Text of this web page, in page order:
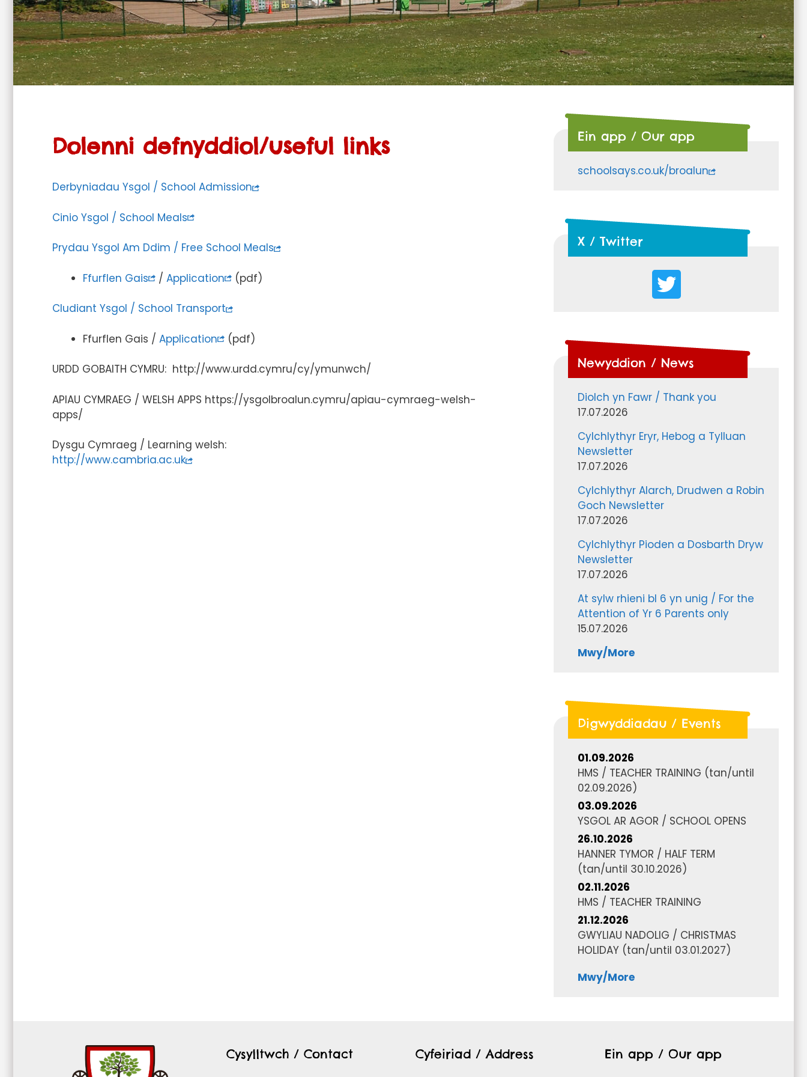
Dolenni defnyddiol/useful links
Derbyniadau Ysgol / School Admission
Cinio Ysgol / School Meals
Prydau Ysgol Am Ddim / Free School Meals
Ffurflen Gais /Application (pdf)
Cludiant Ysgol / School Transport
Ffurflen Gais / Application (pdf)
URDD GOBAITH CYMRU: http://www.urdd.cymru/cy/ymunwch/
APIAU CYMRAEG / WELSH APPS https://ysgolbroalun.cymru/apiau-cymraeg-welsh-
apps/
Dysgu Cymraeg / Learning welsh:
http://www.cambria.ac.uk
Ein app / Our app
schoolsays.co.uk/broalun
X / Twitter
Newyddion / News
Diolch yn Fawr / Thank you
17.07.2026
Cylchlythyr Eryr, Hebog a Tylluan
Newsletter
17.07.2026
Cylchlythyr Alarch, Drudwen a Robin
Goch Newsletter
17.07.2026
Cylchlythyr Pioden a Dosbarth Dryw
Newsletter
17.07.2026
At sylw rhieni bl 6 yn unig / For the
Attention of Yr 6 Parents only
15.07.2026
Mwy/More
Digwyddiadau / Events
01.09.2026
HMS / TEACHER TRAINING (tan/until
02.09.2026)
03.09.2026
YSGOL AR AGOR / SCHOOL OPENS
26.10.2026
HANNER TYMOR / HALF TERM
(tan/until 30.10.2026)
02.11.2026
HMS / TEACHER TRAINING
21.12.2026
GWYLIAU NADOLIG / CHRISTMAS
HOLIDAY (tan/until 03.01.2027)
Mwy/More
Cysylltwch / Contact Cyfeiriad / Address Ein app / Our app